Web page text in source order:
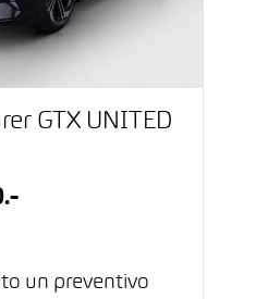
GTX UNITED
un preventivo